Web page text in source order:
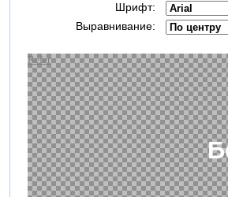
Шрифт:
Выравнивание: